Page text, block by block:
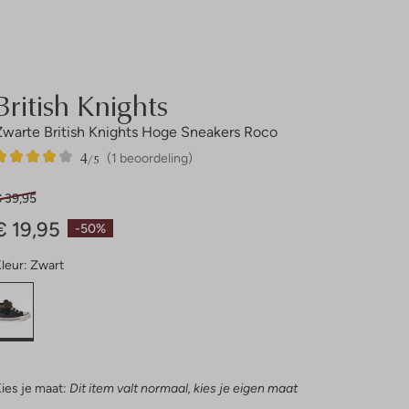
Knights
British Knights Hoge Sneakers Roco
(1 beoordeling)
4/5
-50%
39,95
19,95
Zwart
je maat: Dit item valt normaal, kies je eigen maat